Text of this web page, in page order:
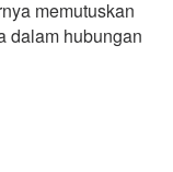
memutuskan
dalam hubungan